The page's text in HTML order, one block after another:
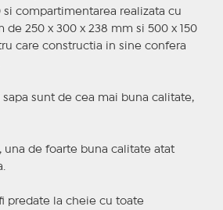
si compartimentarea realizata cu
de 250 x 300 x 238 mm si 500 x 150
care constructia in sine confera
sunt de cea mai buna calitate,
una de foarte buna calitate atat
predate la cheie cu toate